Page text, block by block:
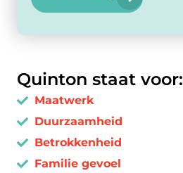
Quinton staat voor:
Maatwerk
Duurzaamheid
Betrokkenheid
Familie gevoel